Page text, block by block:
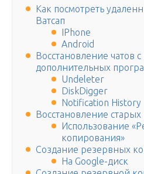
Как посмотреть
Ватсап
IPhone
Android
Восстановление чатов
дополнительных
Undeleter
DiskDigger
Notification History
Восстановление
Использование
копирования»
Создание резервных
На Google-диск